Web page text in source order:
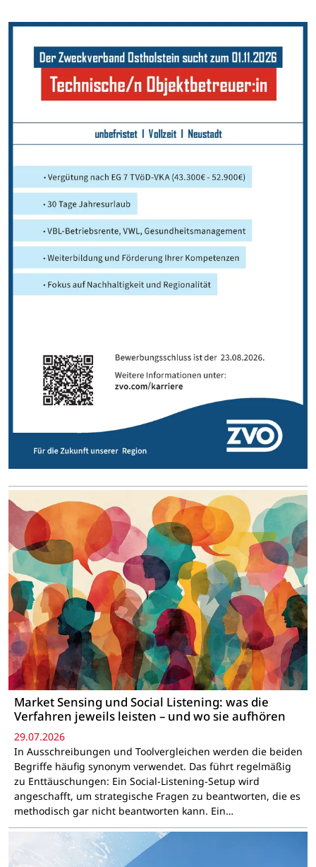
Market Sensing und Social Listening: was die
Verfahren jeweils leisten – und wo sie aufhören
29.07.2026
In Ausschreibungen und Toolvergleichen werden die beiden
Begriffe häufig synonym verwendet. Das führt regelmäßig
zu Enttäuschungen: Ein Social-Listening-Setup wird
angeschafft, um strategische Fragen zu beantworten, die es
methodisch gar nicht beantworten kann. Ein…